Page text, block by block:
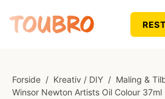
Forside / Kreativ / DIY / Maling &
Winsor Newton Artists Oil Colour 37ml